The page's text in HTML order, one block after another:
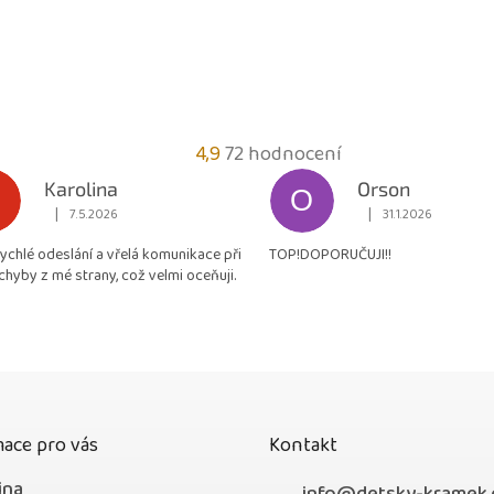
4,9Průměrné
hodnocení
obchodu
4,9
z
72 hodnocení
Karolina
Hodnocení obchodu je 5 z 5 hvězdiček.
| 7.5.2026
odeslání a vřelá komunikace při
z mé strany, což velmi oceňuji.
O
Orson
Hodnocení
| 31.1.2026
TOP!DOPORUČUJI!!
pro vás
Kontakt